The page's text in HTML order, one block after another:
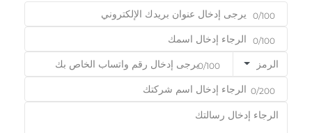
0/100
0/100
الرمز 0/100
0/200